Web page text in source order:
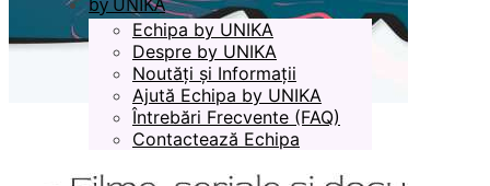
Echipa by UNIKA
Despre by UNIKA
Noutăți și Informații
Ajută Echipa by UNIKA
Întrebări Frecvente (FAQ)
Contactează Echipa